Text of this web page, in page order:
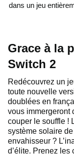
dans un jeu
Grace à la
Switch 2
Redécouvrez un
toute nouvelle
doublées en
vous immergeront
couper le souffle !
système solaire
envahisseur ?
d’élite. Prenez les